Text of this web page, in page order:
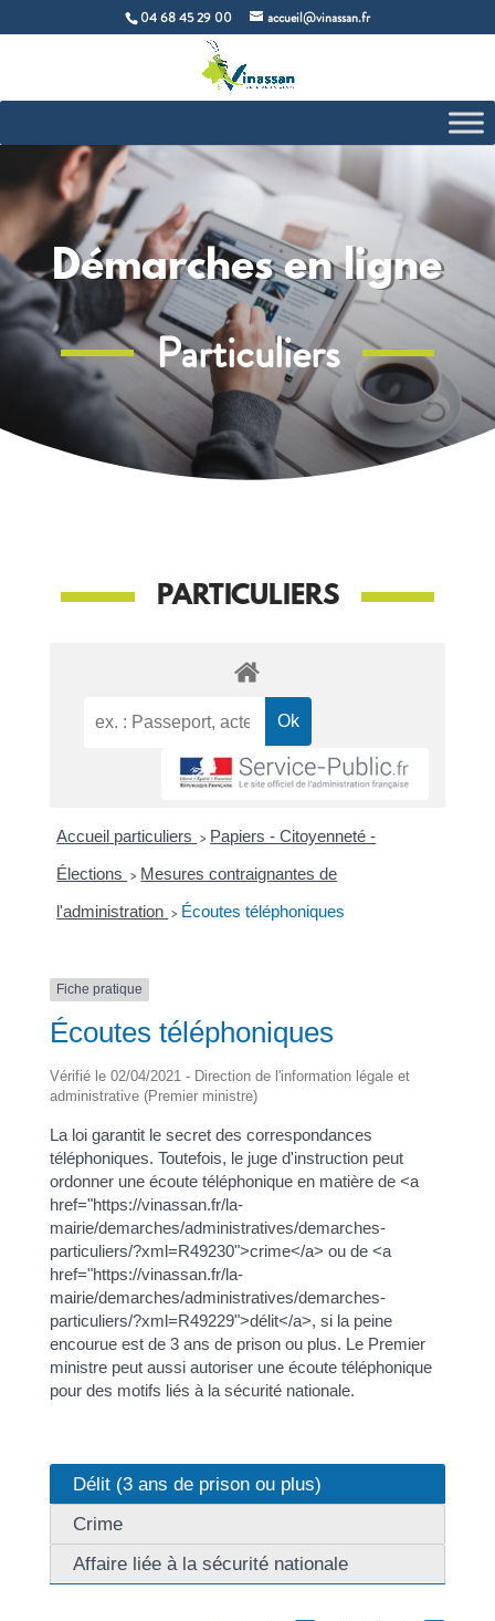
04 68 45 29 00 accueil@vinassan.fr
Démarches en ligne
Particuliers
PARTICULIERS
Accueil particuliers > Papiers - Citoyenneté -
Élections > Mesures contraignantes de
l'administration > Écoutes téléphoniques
Fiche pratique
Écoutes téléphoniques
Vérifié le 02/04/2021 - Direction de l'information légale et
administrative (Premier ministre)
La loi garantit le secret des correspondances
téléphoniques. Toutefois, le juge d'instruction peut
ordonner une écoute téléphonique en matière de <a
href="https://vinassan.fr/la-
mairie/demarches/administratives/demarches-
particuliers/?xml=R49230">crime</a> ou de <a
href="https://vinassan.fr/la-
mairie/demarches/administratives/demarches-
particuliers/?xml=R49229">délit</a>, si la peine
encourue est de 3 ans de prison ou plus. Le Premier
ministre peut aussi autoriser une écoute téléphonique
pour des motifs liés à la sécurité nationale.
Délit (3 ans de prison ou plus)
Crime
Affaire liée à la sécurité nationale